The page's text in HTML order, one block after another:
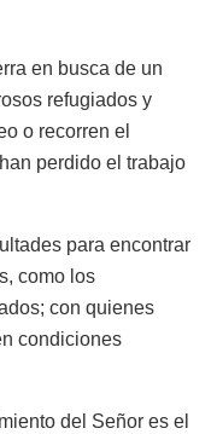
en busca de un
refugiados y
o recorren el
perdido el trabajo
para encontrar
como los
con quienes
condiciones
del Señor es el